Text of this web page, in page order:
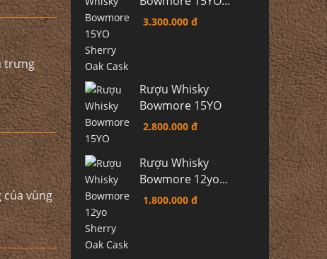
trưng
của vùng
3.300.000 đ
Rượu Whisky
Bowmore 15YO
2.800.000 đ
Rượu Whisky
Bowmore 12yo...
1.800.000 đ